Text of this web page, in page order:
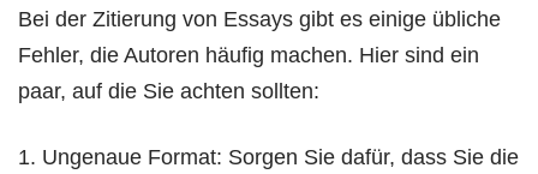
Bei der Zitierung von Essays gibt es einige übliche
Fehler, die Autoren häufig machen. Hier sind ein
paar, auf die Sie achten sollten:
1. Ungenaue Format: Sorgen Sie dafür, dass Sie die